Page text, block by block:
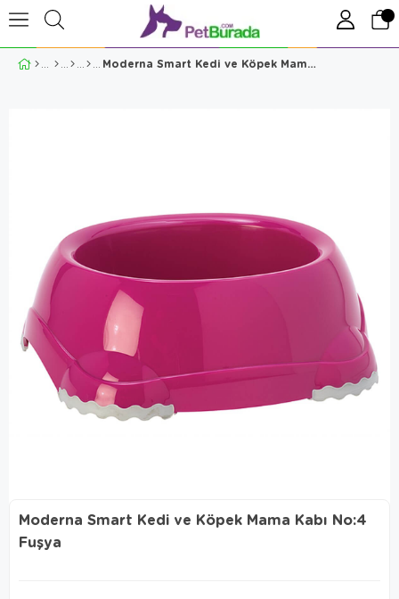
Moderna Smart Kedi ve Köpek Mama Kabı No:4 Fuşya
Moderna Smart Kedi ve Köpek Mama Kabı No:4
Fuşya